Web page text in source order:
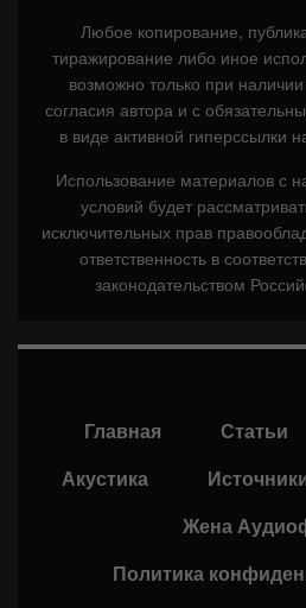
Любое копирование,
тиражирование либо иное
возможно только при
согласия автора и с
в виде активной гиперссылки
Использование материалов с
условий будет
исключительных прав
ответственность в
законодательством
Главная Статьи
Акустика
Жена
Политика